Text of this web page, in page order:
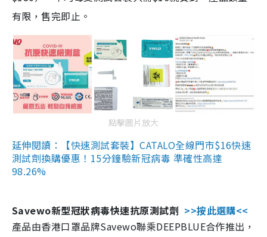
有限，售完即止。
點擊圖片放大
延伸閱讀：【快速測試套裝】CATALO全線門市$16快速
測試劑換購優惠！15分鐘驗新冠病毒 準確性高達
98.26%
Savewo新型冠狀病毒快速抗原測試劑 >>按此選購<<
產品由香港口罩品牌Savewo聯乘DEEPBLUE合作推出，